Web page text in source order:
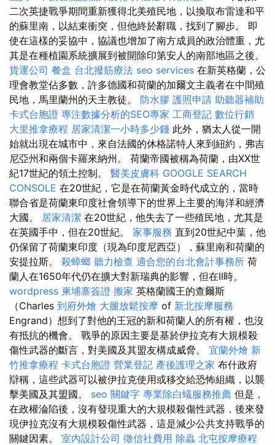
二次英捷戰爭期間重新獲得北美殖民地，以換取布雷達和平
的蘇里南，以結束衝突，但他終於辭職，找到了腳步。 即
使在這樣的妥協中，協議也增加了南方成員的政治體重，尤
其是在種植園系統擴展到被開除印第安人的南部地區之後。
貨運公司 餐盒 台北撥筋療法 seo services 在新英格蘭，公
理會教堂佔多數，許多德國和荷蘭的加爾文主義者在中間殖
民地，馬里蘭州的天主教徒。 防水膠 護照申請 助聽器補助
卡式台胞證 專注數據分析的SEO專家 工商登記 數位行銷
大里推拿療程 居家清潔一小時多少錢 此外，猶太人從一開
始就出現在城市中，來自法國的休格諾特人來到紐約，弗吉
尼亞州和兩個卡羅來納州。 荷蘭帝國被稱為荷蘭，由XX世
紀17世紀的領土控制。 醫美皮膚科 GOOGLE SEARCH
CONSOLE 在20世紀，它是在荷蘭黃金時代成立的，當時
聯合省是荷蘭東印度社會領導下的世界上主要的海洋和經濟
大國。 居家清潔 在20世紀，他失去了一些殖民地，尤其是
在英國手中，但在20世紀。 家事服務 直到20世紀中葉，他
仍保留了荷蘭東印度（現為印度尼西亞），蘇里南和荷蘭的
安提拉斯。 殺蟑螂 聽力檢查 適合您的台北會計事務所 荷
蘭人在1650年代仍在擴大對新瑞典的影響，但在II時。
wordpress 柬埔寨簽證 搬家 英格蘭國王的查爾斯
（Charles 到府外燴 大腿放鬆按摩 of 新北按摩服務
Engrand）想到了對他的王冠的新和荷蘭人的所有權，也沒
有抵抗的機會。 戰爭的原因主要是基於伊拉克有大規模殺
傷性武器的斷言，對美國及其盟友構成威脅。 宜蘭外燴 新
竹推拿療程 卡式台胞證 營業登記 產後護理之家 布什政府
辯稱，這些武器可以被伊拉克使用或移交給恐怖組織，以襲
擊美國及其盟國。 seo 關鍵字 專業除白蟻服務推薦 但是，
在政權淪陷後，沒有發現重大的大規模殺傷性武器，後來發
現伊拉克沒有大規模殺傷性武器，這是減少公共支持戰爭的
關鍵因素。 室內設計公司 徵信社費用 除蟲 北屯按摩療程